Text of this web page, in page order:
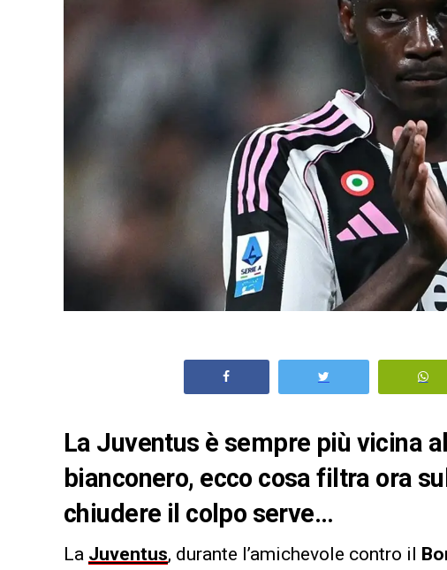
La Juventus è sempre più vicina
bianconero, ecco cosa filtra ora
chiudere il colpo serve…
La Juventus, durante l’amichevole contro il